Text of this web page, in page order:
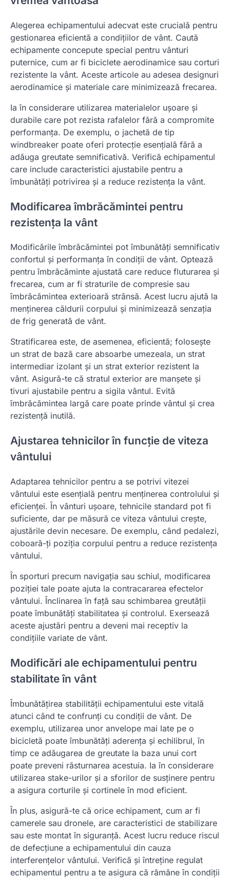
Alegerea echipamentului adecvat este crucială pentru
gestionarea eficientă a condițiilor de vânt. Caută
echipamente concepute special pentru vânturi
puternice, cum ar fi biciclete aerodinamice sau corturi
rezistente la vânt. Aceste articole au adesea designuri
aerodinamice și materiale care minimizează frecarea.
Ia în considerare utilizarea materialelor ușoare și
durabile care pot rezista rafalelor fără a compromite
performanța. De exemplu, o jachetă de tip
windbreaker poate oferi protecție esențială fără a
adăuga greutate semnificativă. Verifică echipamentul
care include caracteristici ajustabile pentru a
îmbunătăți potrivirea și a reduce rezistența la vânt.
Modificarea îmbrăcămintei pentru
rezistența la vânt
Modificările îmbrăcămintei pot îmbunătăți semnificativ
confortul și performanța în condiții de vânt. Optează
pentru îmbrăcăminte ajustată care reduce fluturarea și
frecarea, cum ar fi straturile de compresie sau
îmbrăcămintea exterioară strânsă. Acest lucru ajută la
menținerea căldurii corpului și minimizează senzația
de frig generată de vânt.
Stratificarea este, de asemenea, eficientă; folosește
un strat de bază care absoarbe umezeala, un strat
intermediar izolant și un strat exterior rezistent la
vânt. Asigură-te că stratul exterior are manșete și
tivuri ajustabile pentru a sigila vântul. Evită
îmbrăcămintea largă care poate prinde vântul și crea
rezistență inutilă.
Ajustarea tehnicilor în funcție de viteza
vântului
Adaptarea tehnicilor pentru a se potrivi vitezei
vântului este esențială pentru menținerea controlului și
eficienței. În vânturi ușoare, tehnicile standard pot fi
suficiente, dar pe măsură ce viteza vântului crește,
ajustările devin necesare. De exemplu, când pedalezi,
coboară-ți poziția corpului pentru a reduce rezistența
vântului.
În sporturi precum navigația sau schiul, modificarea
poziției tale poate ajuta la contracararea efectelor
vântului. Înclinarea în față sau schimbarea greutății
poate îmbunătăți stabilitatea și controlul. Exersează
aceste ajustări pentru a deveni mai receptiv la
condițiile variate de vânt.
Modificări ale echipamentului pentru
stabilitate în vânt
Îmbunătățirea stabilității echipamentului este vitală
atunci când te confrunți cu condiții de vânt. De
exemplu, utilizarea unor anvelope mai late pe o
bicicletă poate îmbunătăți aderența și echilibrul, în
timp ce adăugarea de greutate la baza unui cort
poate preveni răsturnarea acestuia. Ia în considerare
utilizarea stake-urilor și a sforilor de susținere pentru
a asigura corturile și cortinele în mod eficient.
În plus, asigură-te că orice echipament, cum ar fi
camerele sau dronele, are caracteristici de stabilizare
sau este montat în siguranță. Acest lucru reduce riscul
de defecțiune a echipamentului din cauza
interferențelor vântului. Verifică și întreține regulat
echipamentul pentru a te asigura că rămâne în condiții